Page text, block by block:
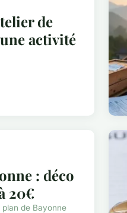
de
activité
: déco
20€
de Bayonne